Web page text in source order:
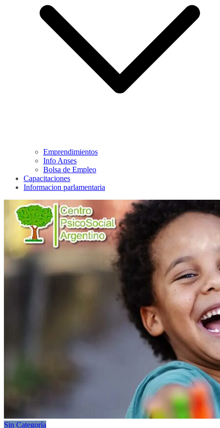
Emprendimientos
Info Anses
Bolsa de Empleo
Capacitaciones
Informacion parlamentaria
Sin Categoría